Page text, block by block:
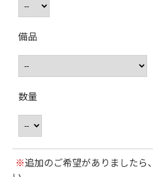
備品
数量
※追加のご希望がありましたら